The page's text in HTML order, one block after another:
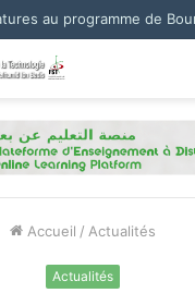
Accueil / Actualités
Actualités